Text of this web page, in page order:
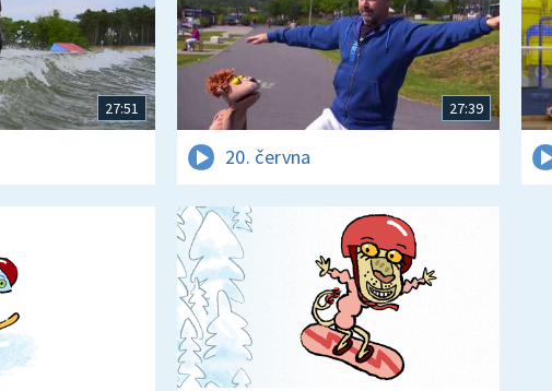
27:51 27:39
20. června